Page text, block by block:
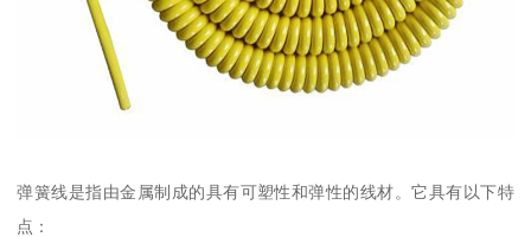
弹簧线是指由金属制成的具有可塑性和弹性的线材。它具有以下特
点：